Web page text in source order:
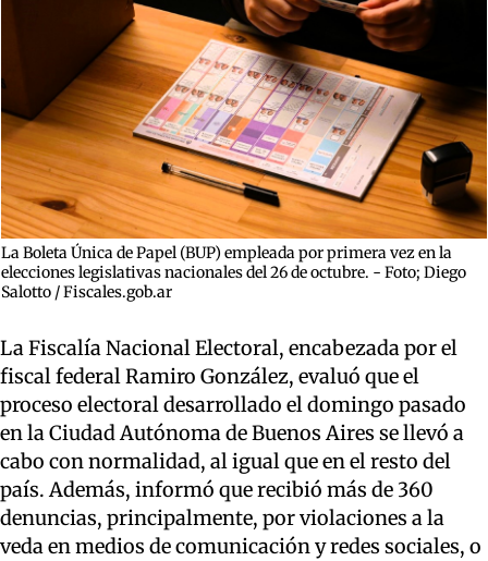
La Boleta Única de Papel (BUP) empleada por primera vez en la
elecciones legislativas nacionales del 26 de octubre. - Foto; Diego
Salotto / Fiscales.gob.ar
La Fiscalía Nacional Electoral, encabezada por el
fiscal federal Ramiro González, evaluó que el
proceso electoral desarrollado el domingo pasado
en la Ciudad Autónoma de Buenos Aires se llevó a
cabo con normalidad, al igual que en el resto del
país. Además, informó que recibió más de 360
denuncias, principalmente, por violaciones a la
veda en medios de comunicación y redes sociales, o